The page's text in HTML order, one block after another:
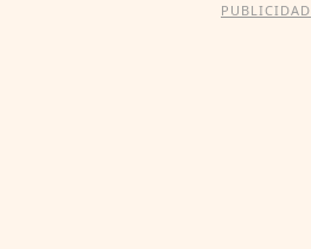
PUBLICIDAD